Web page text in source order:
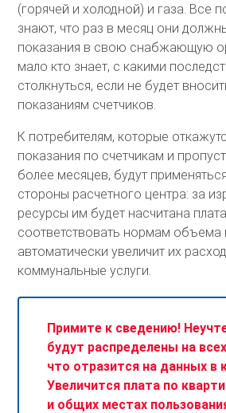
(горячей и холодной) и газа. Все
знают, что раз в месяц они
показания в свою снабжающую
мало кто знает, с какими
столкнуться, если не будет
показаниям счетчиков.
К потребителям, которые
показания по счетчикам и
более месяцев, будут
стороны расчетного центра: за
ресурсы им будет насчитана
соответствовать нормам объема
автоматически увеличит их
коммунальные услуги.
Примите к сведению!
будут распределены на
что отразится на данных в
Увеличится плата по
и общих местах